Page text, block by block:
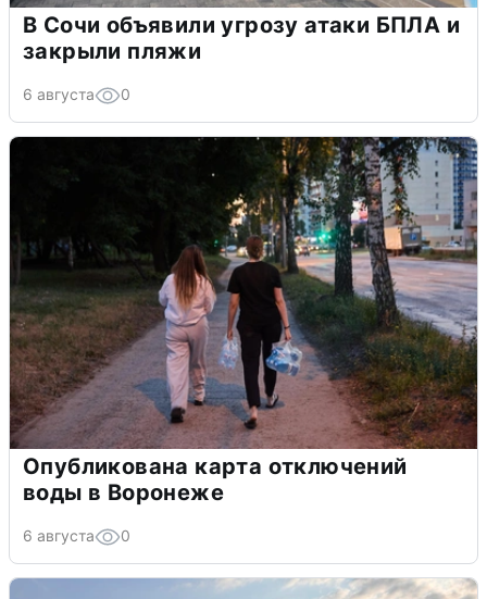
В Сочи объявили угрозу атаки БПЛА и
закрыли пляжи
6 августа 0
Опубликована карта отключений
воды в Воронеже
6 августа 0